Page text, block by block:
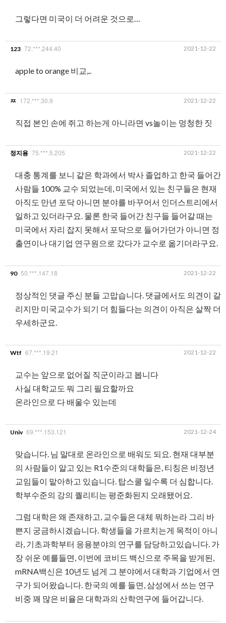
그렇다면 미국이 더 어려운 것으로…
123 72.***.244.40 2021-12-22
apple to orange 비교,..
ㅉ 172.***.30.9 2021-12-22
직접 본인 손에 쥐고 하는게 아니라면 vs놀이는 멍청한 짓
정지용 75.***.5.205 2021-12-22
대충 통계를 보니 같은 학과에서 박사 졸업하고 한국 들어간
사람들 100% 교수 되었는데, 미국에서 있는 친구들은 현재
아직도 만년 포닥 아니면 분야를 바꾸어서 인더스트리에서
일하고 있더라구요. 물론 한국 들어간 친구들 들어갈 때는
미국에서 자리 잡지 못해서 포닥으로 들어가던가 아니면 정
출연이나 대기업 연구원으로 갔다가 교수로 옮기더라구요.
90 50.***.147.18 2021-12-22
정상적인 댓글 주신 분들 고맙습니다. 댓글에서도 의견이 갈
리지만 미국교수가 되기 더 힘들다는 의견이 아직은 살짝 더
우세하군요.
Wtf 67.***.19.21 2021-12-22
교수는 앞으로 없어질 직군이라고 봅니다
사실 대학교도 뭐 그리 필요할까요
온라인으로 다 배울수 있는데
Univ 69.***.153.121 2021-12-24
맞습니다. 님 말대로 온라인으로 배워도 되요. 현재 대부분
의 사람들이 알고 있는 R1수준의 대학들은, 티칭은 비정년
교임들이 맡아하고 있습니다. 탑스쿨 일수록 더 심합니다.
학부수준의 강의 퀄리티는 평준화된지 오래됐어요.
그럼 대학은 왜 존재하고, 교수들은 대체 뭐하는라 그리 바
쁜지 궁금하시겠습니다. 학생들을 가르치는게 목적이 아니
라, 기초과학부터 응용분야의 연구를 담당하고있습니다. 가
장 쉬운 예를들면, 이번에 코비드 백신으로 주목을 받게된,
mRNA백신은 10년도 넘게 그 분야에서 대학과 기업에서 연
구가 되어왔습니다. 한국의 예를 들면, 삼성에서 쓰는 연구
비중 꽤 많은 비율은 대학과의 산학연구에 들어갑니다.